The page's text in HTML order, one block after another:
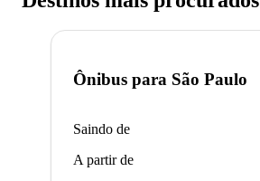
Ônibus para São Paulo
Saindo de
A partir de